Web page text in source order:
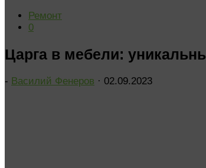
Ремонт
0
Царга в мебели:
- Василий Фенеров · 02.09.2023